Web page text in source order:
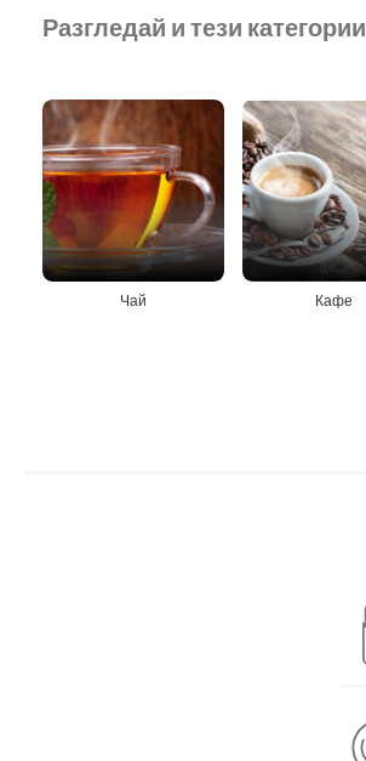
Разгледай и тези категории
Чай Кафе